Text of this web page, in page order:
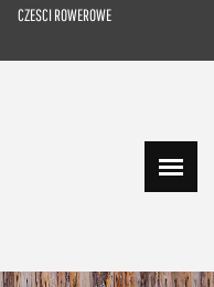
CZESCI ROWEROWE